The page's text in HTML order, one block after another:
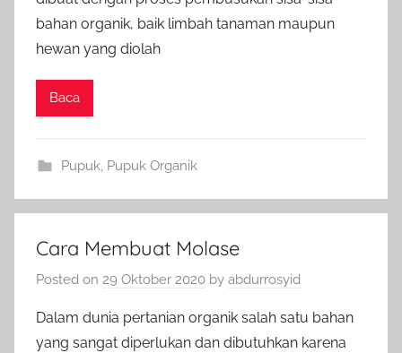
bahan organik, baik limbah tanaman maupun
hewan yang diolah
Baca
Pupuk, Pupuk Organik
Cara Membuat Molase
Posted on 29 Oktober 2020 by abdurrosyid
Dalam dunia pertanian organik salah satu bahan
yang sangat diperlukan dan dibutuhkan karena